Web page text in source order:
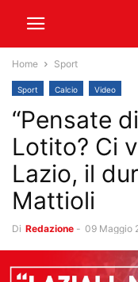
Home Sport
Sport Calcio Video
“Pensate
Lotito? Ci
Lazio, il
Mattioli
Di Redazione - 09 Maggio